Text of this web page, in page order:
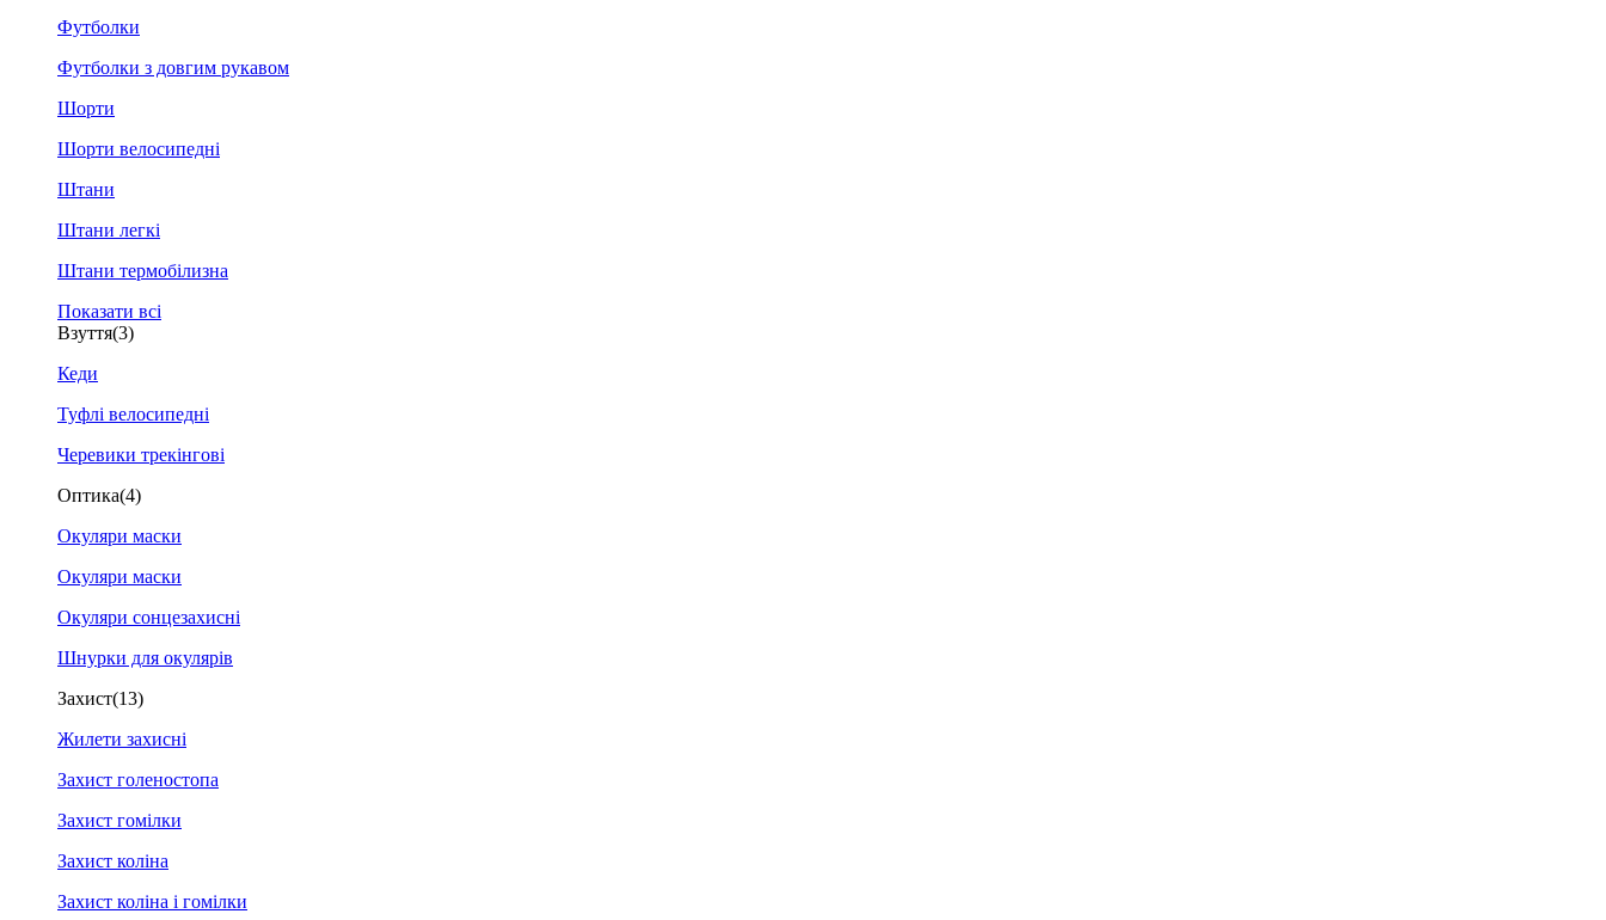
Футболки
Футболки з довгим рукавом
Шорти
Шорти велосипедні
Штани
Штани легкі
Штани термобілизна
Показати всі
Взуття(3)
Кеди
Туфлі велосипедні
Черевики трекінгові
Оптика(4)
Окуляри маски
Окуляри маски
Окуляри сонцезахисні
Шнурки для окулярів
Захист(13)
Жилети захисні
Захист голеностопа
Захист гомілки
Захист коліна
Захист коліна і гомілки